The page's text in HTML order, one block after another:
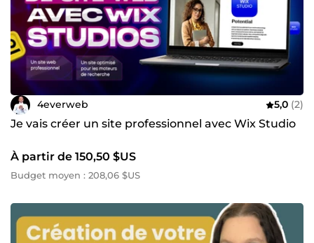
4everweb 5,0 (2)
Je vais créer un site professionnel avec Wix Studio
À partir de 150,50 $US
Budget moyen : 208,06 $US